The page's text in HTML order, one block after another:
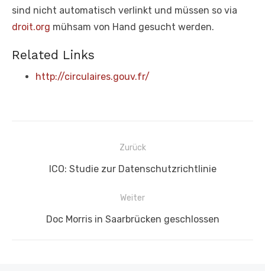
sind nicht automatisch verlinkt und müssen so via
droit.org mühsam von Hand gesucht werden.
Related Links
http://circulaires.gouv.fr/
Beitragsnavigation
Zurück
Vorheriger
ICO: Studie zur Datenschutzrichtlinie
Weiter
Nächster
Doc Morris in Saarbrücken geschlossen